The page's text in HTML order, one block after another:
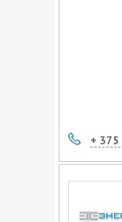
+ 375